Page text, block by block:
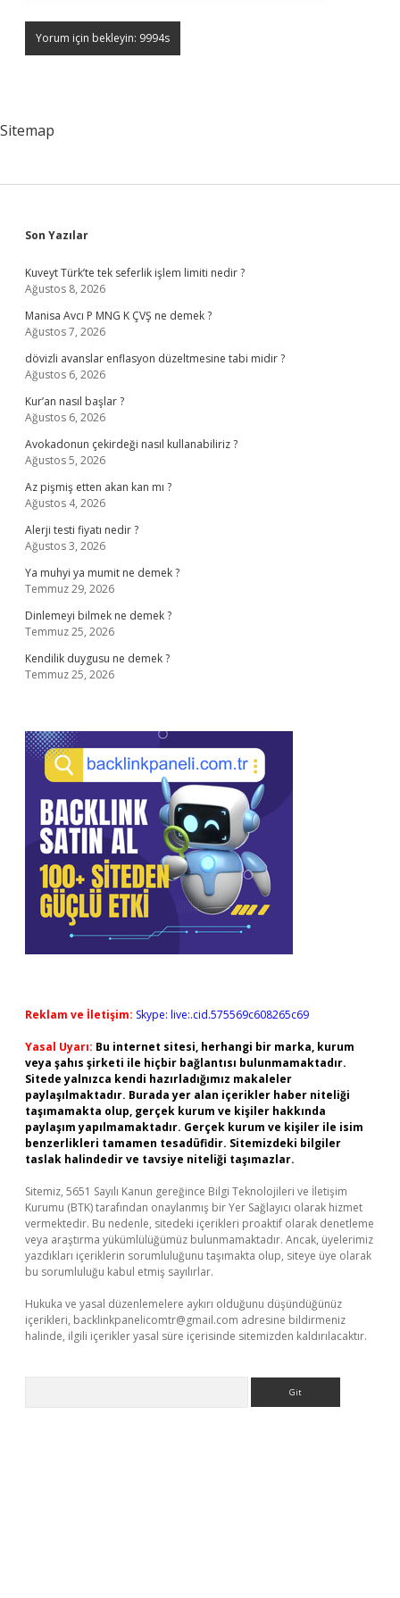
Sitemap
Sidebar
Son Yazılar
Kuveyt Türk’te tek seferlik işlem limiti nedir ?
Ağustos 8, 2026
Manisa Avcı P MNG K ÇVŞ ne demek ?
Ağustos 7, 2026
dövizli avanslar enflasyon düzeltmesine tabi midir ?
Ağustos 6, 2026
Kur’an nasıl başlar ?
Ağustos 6, 2026
Avokadonun çekirdeği nasıl kullanabiliriz ?
Ağustos 5, 2026
Az pişmiş etten akan kan mı ?
Ağustos 4, 2026
Alerji testi fiyatı nedir ?
Ağustos 3, 2026
Ya muhyi ya mumit ne demek ?
Temmuz 29, 2026
Dinlemeyi bilmek ne demek ?
Temmuz 25, 2026
Kendilik duygusu ne demek ?
Temmuz 25, 2026
Reklam ve İletişim: Skype: live:.cid.575569c608265c69
Yasal Uyarı: Bu internet sitesi, herhangi bir marka, kurum
veya şahıs şirketi ile hiçbir bağlantısı bulunmamaktadır.
Sitede yalnızca kendi hazırladığımız makaleler
paylaşılmaktadır. Burada yer alan içerikler haber niteliği
taşımamakta olup, gerçek kurum ve kişiler hakkında
paylaşım yapılmamaktadır. Gerçek kurum ve kişiler ile isim
benzerlikleri tamamen tesadüfidir. Sitemizdeki bilgiler
taslak halindedir ve tavsiye niteliği taşımazlar.
Sitemiz, 5651 Sayılı Kanun gereğince Bilgi Teknolojileri ve İletişim
Kurumu (BTK) tarafından onaylanmış bir Yer Sağlayıcı olarak hizmet
vermektedir. Bu nedenle, sitedeki içerikleri proaktif olarak denetleme
veya araştırma yükümlülüğümüz bulunmamaktadır. Ancak, üyelerimiz
yazdıkları içeriklerin sorumluluğunu taşımakta olup, siteye üye olarak
bu sorumluluğu kabul etmiş sayılırlar.
Hukuka ve yasal düzenlemelere aykırı olduğunu düşündüğünüz
içerikleri, backlinkpanelicomtr@gmail.com adresine bildirmeniz
halinde, ilgili içerikler yasal süre içerisinde sitemizden kaldırılacaktır.